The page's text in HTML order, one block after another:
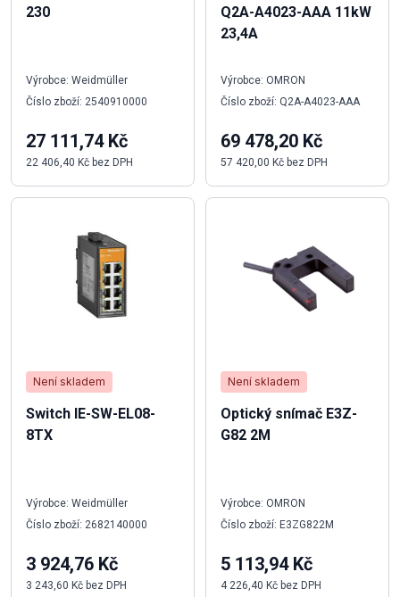
230
Výrobce: Weidmüller
Číslo zboží: 2540910000
27 111,74 Kč
22 406,40 Kč bez DPH
Není skladem
Switch IE-SW-EL08-
8TX
Výrobce: Weidmüller
Číslo zboží: 2682140000
3 924,76 Kč
3 243,60 Kč bez DPH
Q2A-A4023-AAA 11kW
23,4A
Výrobce: OMRON
Číslo zboží: Q2A-A4023-AAA
69 478,20 Kč
57 420,00 Kč bez DPH
Není skladem
Optický snímač E3Z-
G82 2M
Výrobce: OMRON
Číslo zboží: E3ZG822M
5 113,94 Kč
4 226,40 Kč bez DPH